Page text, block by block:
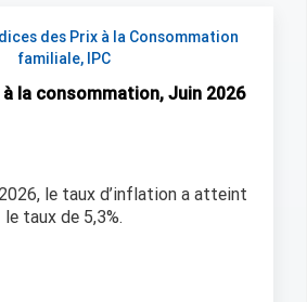
des Prix à la Consommation
familiale, IPC
la consommation, Juin 2026
le taux d’inflation a atteint
le taux de 5,3%.